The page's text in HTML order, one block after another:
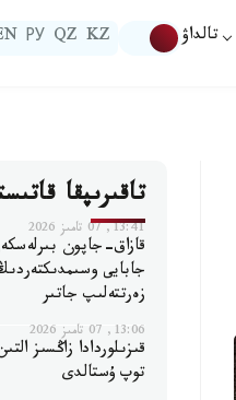
تالداۋ KZ
QZ
РУ
تاقىرىپقا
13:41, 07 تامىز 2026
قازاق-جاپون
جابايى
زەرتتەلىپ جاتىر
13:06, 07 تامىز 2026
قىزىلوردادا زاڭسىز
توپ ۇستالدى